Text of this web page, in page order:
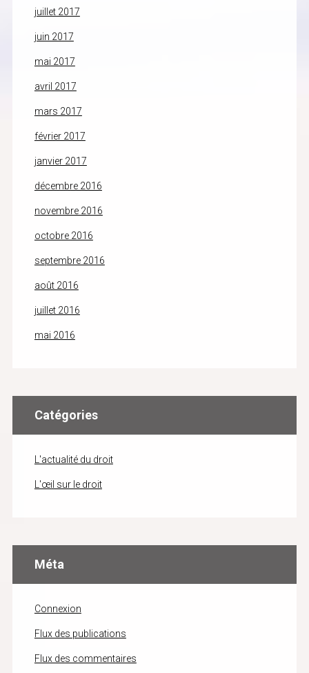
juillet 2017
juin 2017
mai 2017
avril 2017
mars 2017
février 2017
janvier 2017
décembre 2016
novembre 2016
octobre 2016
septembre 2016
août 2016
juillet 2016
mai 2016
Catégories
L'actualité du droit
L'œil sur le droit
Méta
Connexion
Flux des publications
Flux des commentaires